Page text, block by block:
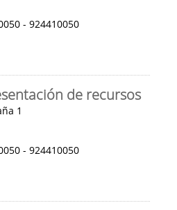
- 924410050
de recursos
1
- 924410050